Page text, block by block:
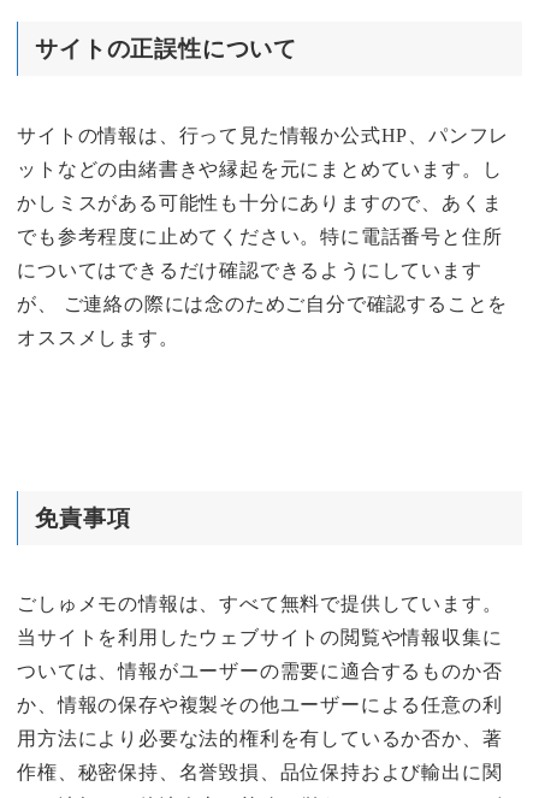
サイトの正誤性について
サイトの情報は、行って見た情報か公式HP、パンフレ
ットなどの由緒書きや縁起を元にまとめています。し
かしミスがある可能性も十分にありますので、あくま
でも参考程度に止めてください。特に電話番号と住所
についてはできるだけ確認できるようにしています
が、 ご連絡の際には念のためご自分で確認することを
オススメします。
免責事項
ごしゅメモの情報は、すべて無料で提供しています。
当サイトを利用したウェブサイトの閲覧や情報収集に
ついては、情報がユーザーの需要に適合するものか否
か、情報の保存や複製その他ユーザーによる任意の利
用方法により必要な法的権利を有しているか否か、著
作権、秘密保持、名誉毀損、品位保持および輸出に関